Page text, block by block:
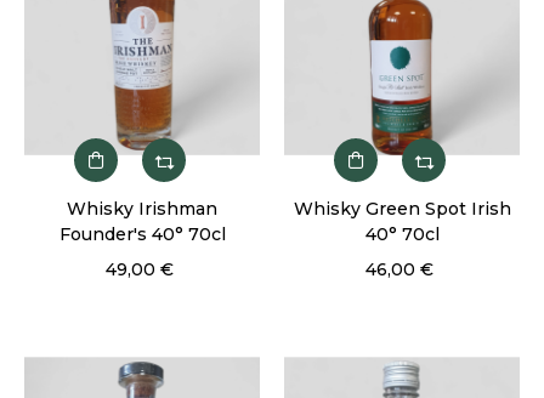
Whisky Irishman
Founder's 40° 70cl
49,00 €
Whisky Green Spot Irish
40° 70cl
46,00 €